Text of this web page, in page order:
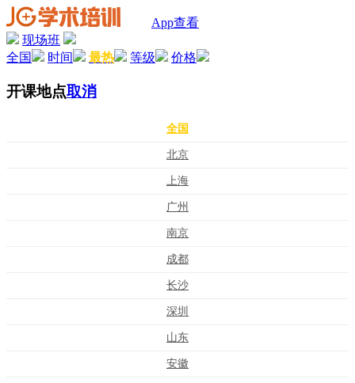
App查看
现场班
全国
时间 最热 等级 价格
开课地点取消
全国
北京
上海
广州
南京
成都
长沙
深圳
山东
安徽